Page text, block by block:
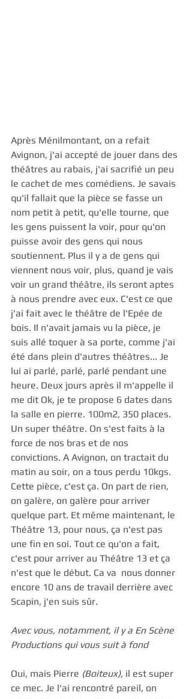
Après Ménilmontant, on a refait
Avignon, j'ai accepté de jouer dans des
théâtres au rabais, j'ai sacrifié un peu
le cachet de mes comédiens. Je savais
qu'il fallait que la pièce se fasse un
nom petit à petit, qu'elle tourne, que
les gens puissent la voir, pour qu'on
puisse avoir des gens qui nous
soutiennent. Plus il y a de gens qui
viennent nous voir, plus, quand je vais
voir un grand théâtre, ils seront aptes
à nous prendre avec eux. C'est ce que
j'ai fait avec le théâtre de l'Epée de
bois. Il n'avait jamais vu la pièce, je
suis allé toquer à sa porte, comme j'ai
été dans plein d'autres théâtres... Je
lui ai parlé, parlé, parlé pendant une
heure. Deux jours après il m'appelle il
me dit Ok, je te propose 6 dates dans
la salle en pierre. 100m2, 350 places.
Un super théâtre. On s'est faits à la
force de nos bras et de nos
convictions. A Avignon, on tractait du
matin au soir, on a tous perdu 10kgs.
Cette pièce, c'est ça. On part de rien,
on galère, on galère pour arriver
quelque part. Et même maintenant, le
Théâtre 13, pour nous, ça n'est pas
une fin en soi. Tout ce qu'on a fait,
c'est pour arriver au Théâtre 13 et ça
n'est que le début. Ca va  nous donner
encore 10 ans de travail derrière avec
Scapin, j'en suis sûr.
Avec vous, notamment, il y a En Scène
Productions qui vous suit à fond
Oui, mais Pierre (Boiteux), il est super
ce mec. Je l'ai rencontré pareil, on